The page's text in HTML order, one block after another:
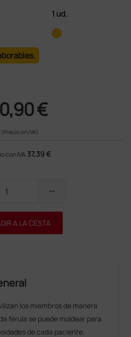
1 ud.
€
(Precio sin IVA)
con IVA 37,39 €
remove
A LA CESTA
los miembros de manera
férula se puede moldear para
de cada paciente.